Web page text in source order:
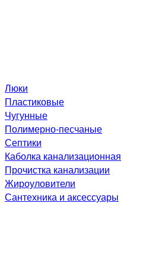
Люки
Пластиковые
Чугунные
Полимерно-песчаные
Септики
Каболка канализационная
Прочистка канализации
Жироуловители
Сантехника и аксессуары